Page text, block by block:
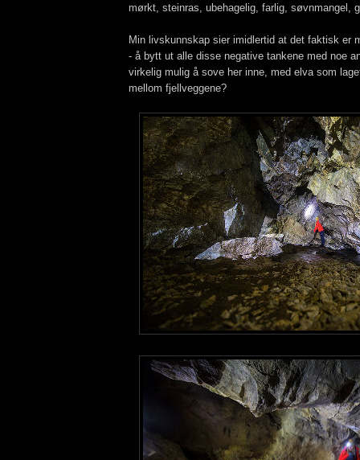
mørkt, steinras, ubehagelig, farlig, søvnmangel,
Min livskunnskap sier imidlertid at det faktisk er
- å bytt ut alle disse negative tankene med noe
virkelig mulig å sove her inne, med elva som
mellom fjellveggene?